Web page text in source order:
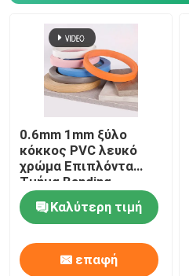
0.6mm 1mm ξύλο
κόκκος PVC λευκό
χρώμα Επιπλόντα
Τμήμα Banding
Καλύτερη τιμή
επαφή